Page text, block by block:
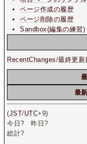
ページ作成の履歴
ページ削除の履歴
Sandbox(編集の練習)
RecentChanges/最終更新
最
(JST/UTC+9)
今日? 昨日?
総計?